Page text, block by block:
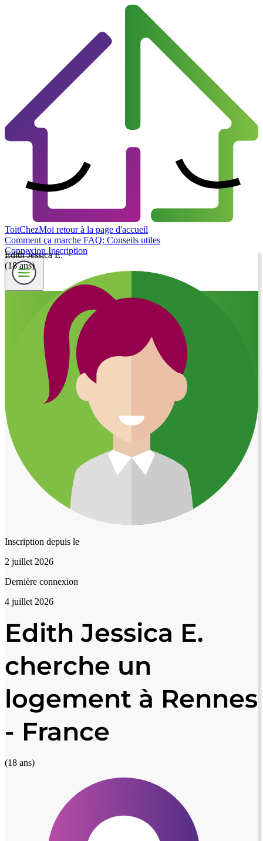
ToitChezMoi retour à la page d'accueil
Comment ça marche FAQ: Conseils utiles
ConnexionInscription
Edith Jessica E.
(18 ans)
Inscription depuis le
2 juillet 2026
Dernière connexion
4 juillet 2026
Edith Jessica E.
cherche un
logement à Rennes
- France
(18 ans)